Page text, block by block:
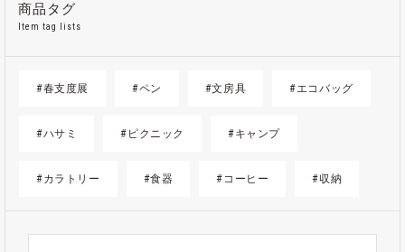
商品タグ
Item tag lists
#春支度展 #ペン #文房具 #エコバッグ
#ハサミ #ピクニック #キャンプ
#カラトリー #食器 #コーヒー #収納